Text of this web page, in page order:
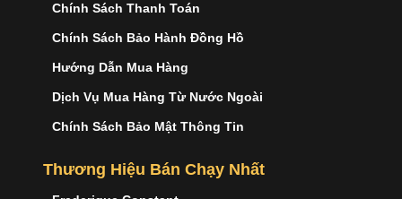
Chính Sách Thanh Toán
Chính Sách Bảo Hành Đồng Hồ
Hướng Dẫn Mua Hàng
Dịch Vụ Mua Hàng Từ Nước Ngoài
Chính Sách Bảo Mật Thông Tin
Thương Hiệu Bán Chạy Nhất